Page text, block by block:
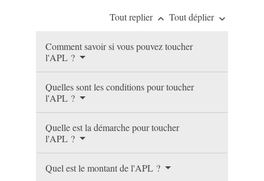
Tout replier keyboard_arrow_up Tout déplier keyboard_arrow_down
Comment savoir si vous pouvez toucher
l'APL ?
Quelles sont les conditions pour toucher
l'APL ?
Quelle est la démarche pour toucher
l'APL ?
Quel est le montant de l'APL ?